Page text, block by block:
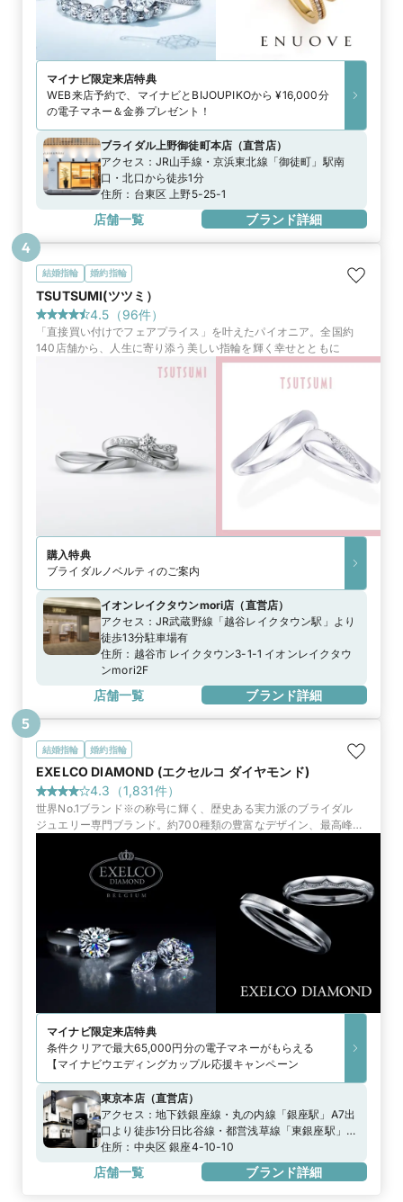
マイナビ限定来店特典
WEB来店予約で、マイナビとBIJOUPIKOから ¥16,000分
の電子マネー＆金券プレゼント！
ブライダル上野御徒町本店 （直営店）
アクセス： JR山手線・京浜東北線「御徒町」駅南
口・北口から徒歩1分
住所： 台東区 上野5-25-1
店舗一覧 ブランド詳細
結婚指輪 婚約指輪
TSUTSUMI(ツツミ）
4.5 （96件）
「直接買い付けでフェアプライス」を叶えたパイオニア。全国約
140店舗から、人生に寄り添う美しい指輪を輝く幸せとともに
購入特典
ブライダルノベルティのご案内
イオンレイクタウンmori店 （直営店）
アクセス： JR武蔵野線「越谷レイクタウン駅」より
徒歩13分駐車場有
住所： 越谷市 レイクタウン3-1-1 イオンレイクタウ
ンmori2F
店舗一覧 ブランド詳細
4
結婚指輪 婚約指輪
EXELCO DIAMOND (エクセルコ ダイヤモンド)
4.3 （1,831件）
世界No.1ブランド※の称号に輝く、歴史ある実力派のブライダル
ジュエリー専門ブランド。約700種類の豊富なデザイン、最高峰の
マイナビ限定来店特典
条件クリアで最大65,000円分の電子マネーがもらえる
【マイナビウエディングカップル応援キャンペーン
東京本店（直営店）
アクセス： 地下鉄銀座線・丸の内線「銀座駅」A7出
口より徒歩1分日比谷線・都営浅草線「東銀座駅」
A2出口より徒歩0分
住所： 中央区 銀座4-10-10
店舗一覧 ブランド詳細
5